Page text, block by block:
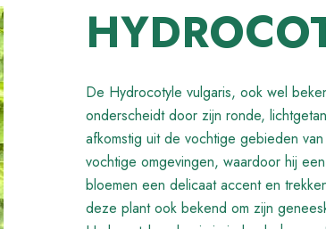
De Hydrocotyle vulgaris, ook wel
onderscheidt door zijn ronde,
afkomstig uit de vochtige gebieden
vochtige omgevingen, waardoor hij
bloemen een delicaat accent en
deze plant ook bekend om zijn